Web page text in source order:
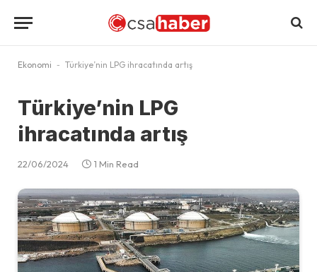
Ekonomi - Türkiye’nin LPG ihracatında artış
Türkiye’nin LPG
ihracatında artış
22/06/2024 1 Min Read